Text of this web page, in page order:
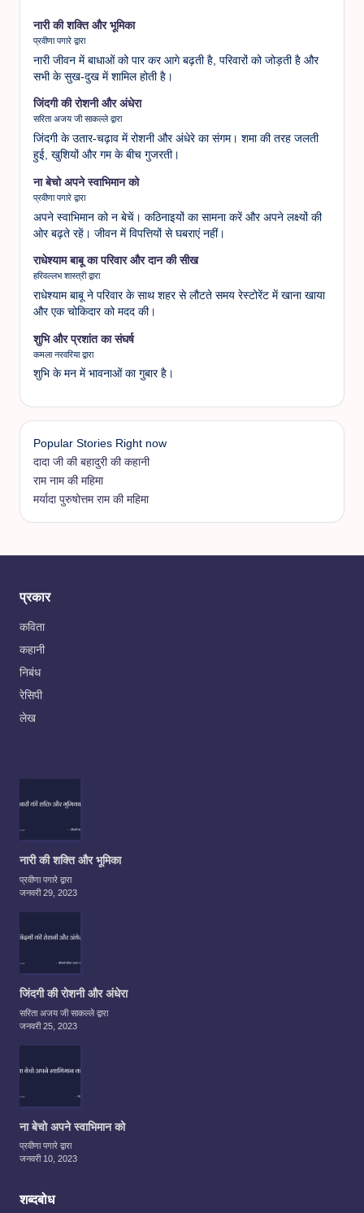
नारी की शक्ति और भूमिका
प्रवीणा पगारे द्वारा
नारी जीवन में बाधाओं को पार कर आगे बढ़ती है, परिवारों को जोड़ती है और
सभी के सुख-दुख में शामिल होती है।
जिंदगी की रोशनी और अंधेरा
सरिता अजय जी साकल्ले द्वारा
जिंदगी के उतार-चढ़ाव में रोशनी और अंधेरे का संगम। शमा की तरह जलती
हुई, खुशियों और गम के बीच गुजरती।
ना बेचो अपने स्वाभिमान को
प्रवीणा पगारे द्वारा
अपने स्वाभिमान को न बेचें। कठिनाइयों का सामना करें और अपने लक्ष्यों की
ओर बढ़ते रहें। जीवन में विपत्तियों से घबराएं नहीं।
राधेश्याम बाबू का परिवार और दान की सीख
हरिवल्लभ शास्त्री द्वारा
राधेश्याम बाबू ने परिवार के साथ शहर से लौटते समय रेस्टोरेंट में खाना खाया
और एक चोकिदार को मदद की।
शुभि और प्रशांत का संघर्ष
कमला नरवरिया द्वारा
शुभि के मन में भावनाओं का गुबार है।
Popular Stories Right now
दादा जी की बहादुरी की कहानी
राम नाम की महिमा
मर्यादा पुरुषोत्तम राम की महिमा
प्रकार
कविता
कहानी
निबंध
रेसिपी
लेख
नारी की शक्ति और भूमिका
प्रवीणा पगारे द्वारा
जनवरी 29, 2023
जिंदगी की रोशनी और अंधेरा
सरिता अजय जी साकल्ले द्वारा
जनवरी 25, 2023
ना बेचो अपने स्वाभिमान को
प्रवीणा पगारे द्वारा
जनवरी 10, 2023
शब्दबोध